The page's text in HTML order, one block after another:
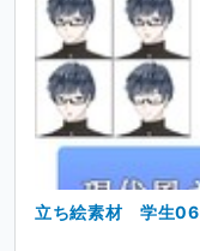
立ち絵素材 学生06